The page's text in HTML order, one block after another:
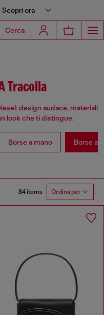
Scopri ora
Cerca
Tracolla
design audace, materiali
look che ti distingue.
Borse a mano Borse a
84 items Ordina per